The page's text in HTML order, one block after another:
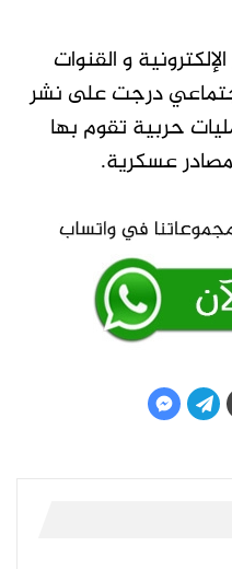
و القنوات
درجت على نشر
حربية تقوم بها
عسكرية.